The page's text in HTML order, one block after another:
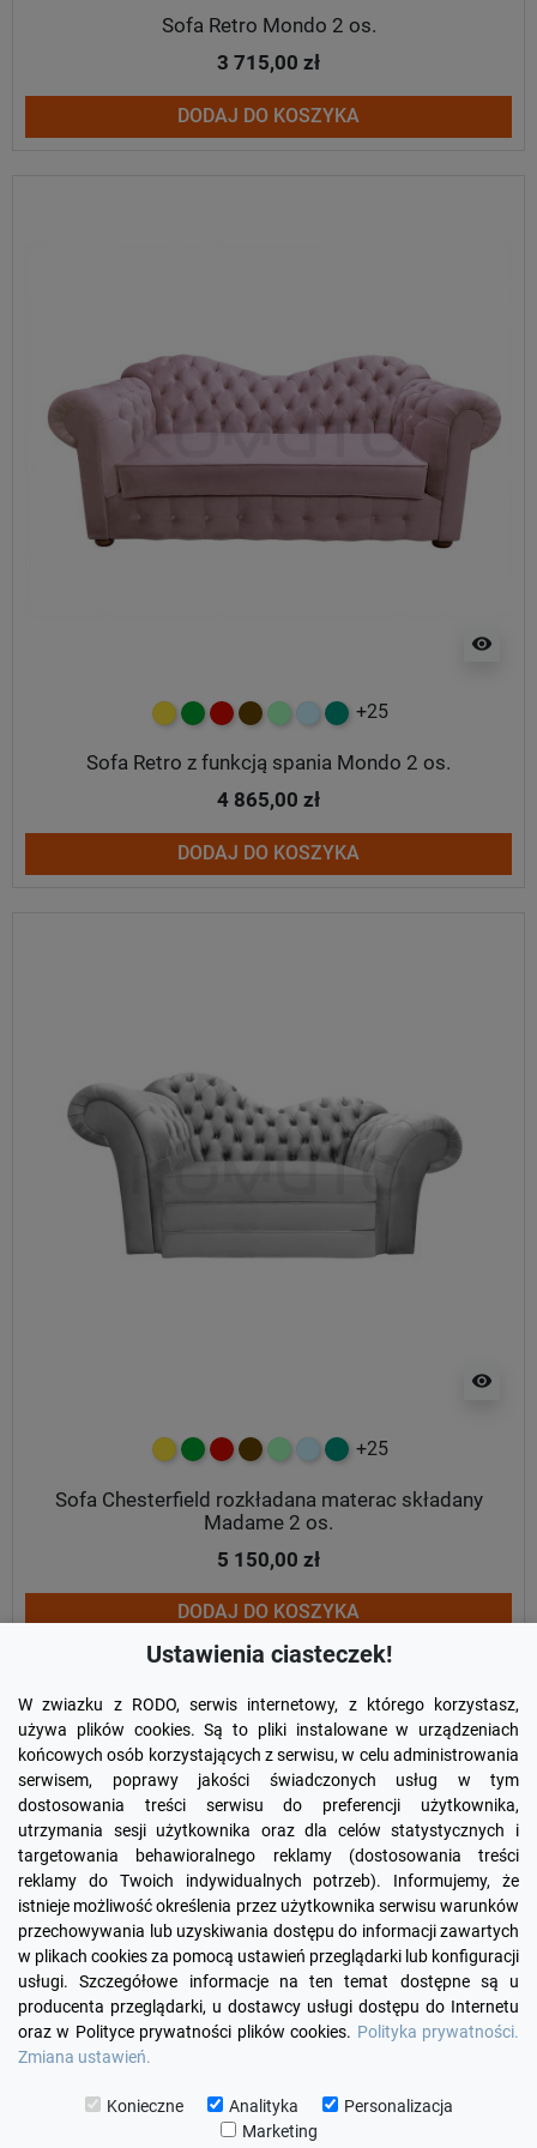
Sofa Retro Mondo 2 os.
3 715,00 zł
DODAJ DO KOSZYKA
visibility
żółtyzielonyczerwony
czekoladowy
miętowybłękitny
turkusowy
+25
Sofa Retro z funkcją spania Mondo 2 os.
4 865,00 zł
DODAJ DO KOSZYKA
visibility
żółtyzielonyczerwony
czekoladowy
miętowybłękitny
turkusowy
+25
Sofa Chesterfield rozkładana materac składany
Madame 2 os.
5 150,00 zł
DODAJ DO KOSZYKA
FacebookYouTubePinterest
Ustawienia ciasteczek!
W zwiazku z RODO, serwis internetowy, z którego korzystasz,
używa plików cookies. Są to pliki instalowane w urządzeniach
końcowych osób korzystających z serwisu, w celu administrowania
serwisem, poprawy jakości świadczonych usług w tym
dostosowania treści serwisu do preferencji użytkownika,
utrzymania sesji użytkownika oraz dla celów statystycznych i
targetowania behawioralnego reklamy (dostosowania treści
reklamy do Twoich indywidualnych potrzeb). Informujemy, że
istnieje możliwość określenia przez użytkownika serwisu warunków
przechowywania lub uzyskiwania dostępu do informacji zawartych
w plikach cookies za pomocą ustawień przeglądarki lub konfiguracji
usługi. Szczegółowe informacje na ten temat dostępne są u
producenta przeglądarki, u dostawcy usługi dostępu do Internetu
oraz w Polityce prywatności plików cookies. Polityka prywatności.
Zmiana ustawień.
Konieczne Analityka
Personalizacja
Marketing
PRODUKTY 
INFORMACJE 